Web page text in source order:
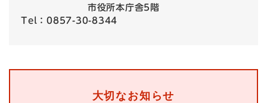
市役所本庁舎5階
Tel：0857-30-8344
大切なお知らせ